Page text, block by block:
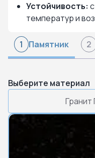
Устойчивость:
температур и
1 Памятник 2
Выберите материал